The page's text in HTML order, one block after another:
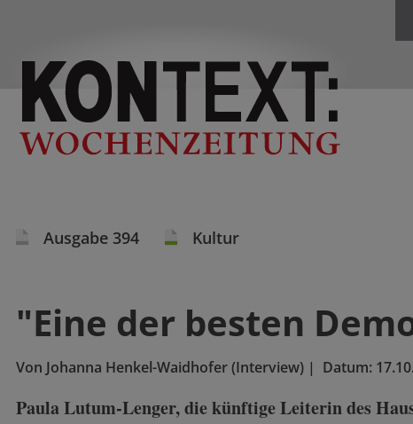
Ausgabe 394 Kultur
"Eine der besten
Von Johanna Henkel-Waidhofer (Interview) | Datum:
Paula Lutum-Lenger, die künftige Leiterin des